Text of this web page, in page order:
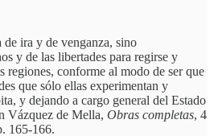
ira y de venganza, sino
y de las libertades para regirse y
regiones, conforme al modo de ser que
que sólo ellas experimentan y
y dejando a cargo general del Estado
Vázquez de Mella, Obras completas, 4
165-166.